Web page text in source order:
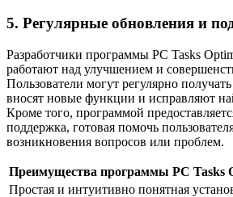
5. Регулярные обновления и
Разработчики программы PC Tasks
работают над улучшением и
Пользователи могут регулярно
вносят новые функции и исправляют
Кроме того, программой
поддержка, готовая помочь
возникновения вопросов или проблем.
Преимущества программы PC Tasks
Простая и интуитивно понятная